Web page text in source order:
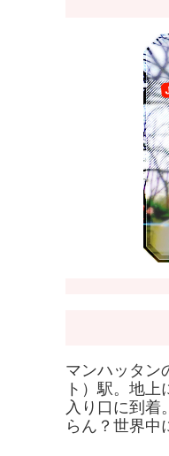
マンハッタン
ト）駅。地
入り口に到着
らん？世界中